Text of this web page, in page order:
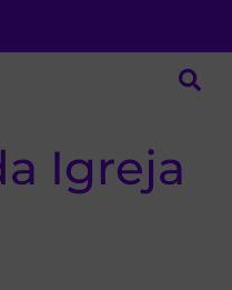
Igreja